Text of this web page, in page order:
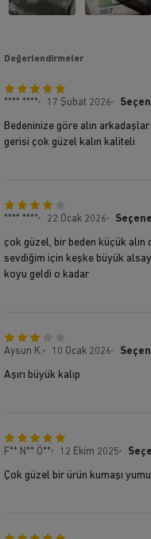
Değerlendirmeler
**** **** 17 Şubat 2026
Bedeninize göre alın
gerisi çok güzel kalın kaliteli
**** **** 22 Ocak 2026
çok güzel, bir beden küçük
sevdiğim için keşke büyük
koyu geldi o kadar
Aysun K. 10 Ocak 2026
Aşırı büyük kalıp
F** N** Ö** 12 Ekim 2025
Çok güzel bir ürün kumaşı